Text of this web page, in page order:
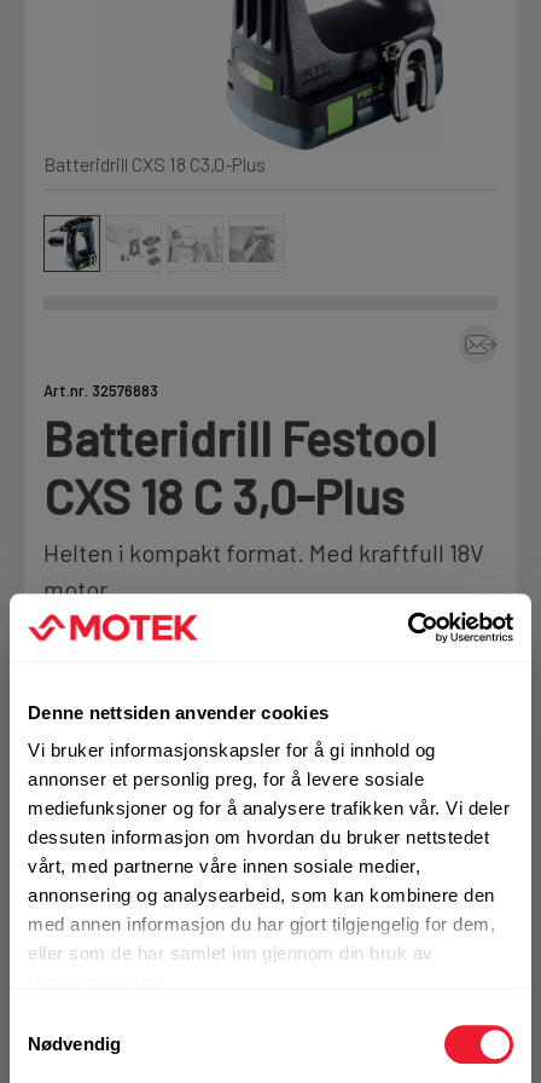
Denne nettsiden anvender cookies
Vi bruker informasjonskapsler for å gi innhold og
annonser et personlig preg, for å levere sosiale
mediefunksjoner og for å analysere trafikken vår. Vi deler
dessuten informasjon om hvordan du bruker nettstedet
vårt, med partnerne våre innen sosiale medier,
annonsering og analysearbeid, som kan kombinere den
med annen informasjon du har gjort tilgjengelig for dem,
eller som de har samlet inn gjennom din bruk av
Nødvendig
Kjemi, vindsperre og branntetting
Fag
Motek
Kontakt og åpningstider
Kontakt
Fra rådgivning til sporing av ordre
Kampanjer
Kvalitetsprodukter til ekstra gode priser
Produktnyheter
Prislister
Firmainformasjon
LOGG UT
Batteridrill CXS 18 C3,0-Plus
Art.nr. 32576883
Batteridrill Festool
CXS 18 C 3,0-Plus
Helten i kompakt format. Med kraftfull 18V
motor
1
Skriv en
FLEET Se Fleet fordeler
BRUKSOMRÅDER
Montering av møbler, innredning og kjøkken
Montering av gulvlister, stikkontakter, lamper,
gardiner
Innredning
Mer info